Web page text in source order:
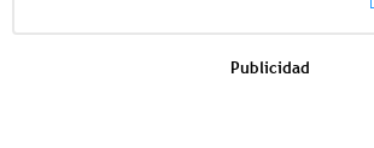
Publicidad